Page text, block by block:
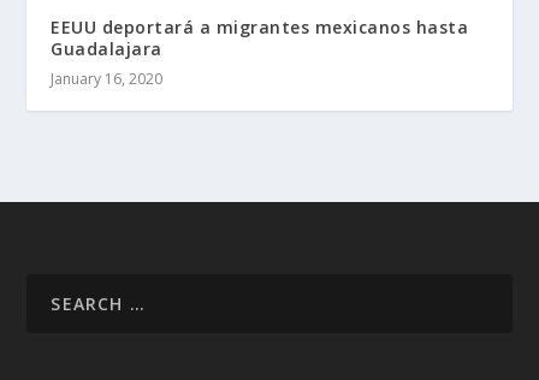
EEUU deportará a migrantes mexicanos hasta
Guadalajara
January 16, 2020